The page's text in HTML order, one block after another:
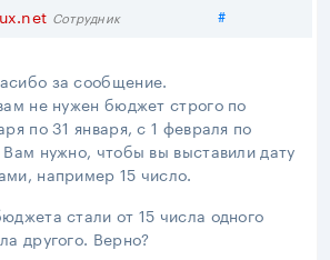
Сотрудник #Поделиться
за сообщение.
не нужен бюджет строго по
по 31 января, с 1 февраля по
нужно, чтобы вы выставили дату
например 15 число.
стали от 15 числа одного
другого. Верно?